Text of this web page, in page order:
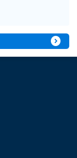
expand_circle_right